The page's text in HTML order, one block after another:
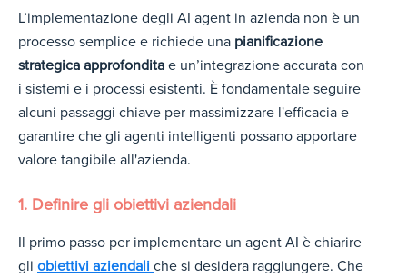
L’implementazione degli AI agent in azienda non è un
processo semplice e richiede una pianificazione
strategica approfondita e un’integrazione accurata con
i sistemi e i processi esistenti. È fondamentale seguire
alcuni passaggi chiave per massimizzare l'efficacia e
garantire che gli agenti intelligenti possano apportare
valore tangibile all'azienda.
1. Definire gli obiettivi aziendali
Il primo passo per implementare un agent AI è chiarire
gli obiettivi aziendali che si desidera raggiungere. Che